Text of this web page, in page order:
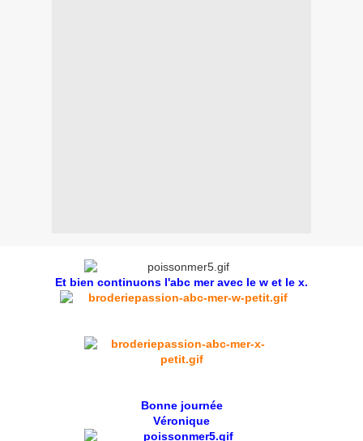
Et bien continuons l'abc mer avec le w et le x.
Bonne journée
Véronique